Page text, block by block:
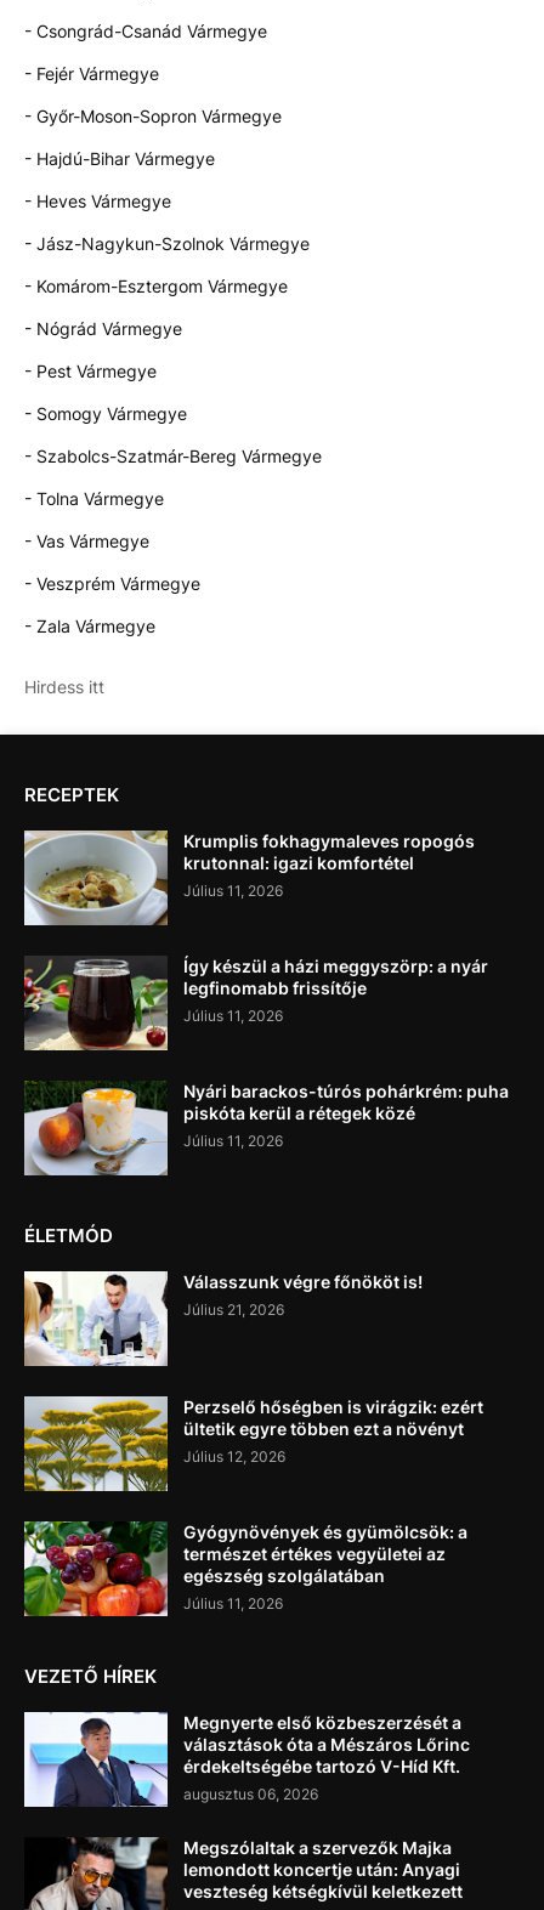
- Csongrád-Csanád Vármegye
- Fejér Vármegye
- Győr-Moson-Sopron Vármegye
- Hajdú-Bihar Vármegye
- Heves Vármegye
- Jász-Nagykun-Szolnok Vármegye
- Komárom-Esztergom Vármegye
- Nógrád Vármegye
- Pest Vármegye
- Somogy Vármegye
- Szabolcs-Szatmár-Bereg Vármegye
- Tolna Vármegye
- Vas Vármegye
- Veszprém Vármegye
- Zala Vármegye
Hirdess itt
RECEPTEK
Krumplis fokhagymaleves ropogós
krutonnal: igazi komfortétel
Július 11, 2026
Így készül a házi meggyszörp: a nyár
legfinomabb frissítője
Július 11, 2026
Nyári barackos-túrós pohárkrém: puha
piskóta kerül a rétegek közé
Július 11, 2026
ÉLETMÓD
Válasszunk végre főnököt is!
Július 21, 2026
Perzselő hőségben is virágzik: ezért
ültetik egyre többen ezt a növényt
Július 12, 2026
Gyógynövények és gyümölcsök: a
természet értékes vegyületei az
egészség szolgálatában
Július 11, 2026
VEZETŐ HÍREK
Megnyerte első közbeszerzését a
választások óta a Mészáros Lőrinc
érdekeltségébe tartozó V-Híd Kft.
augusztus 06, 2026
Megszólaltak a szervezők Majka
lemondott koncertje után: Anyagi
veszteség kétségkívül keletkezett